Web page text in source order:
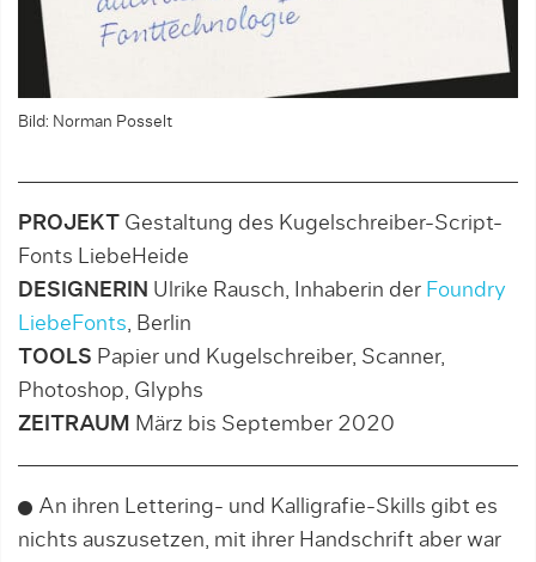
Bild: Norman Posselt
PROJEKT Gestaltung des Kugelschreiber-Script-
Fonts LiebeHeide
DESIGNERIN Ulrike Rausch, Inhaberin der Foundry
LiebeFonts, Berlin
TOOLS Papier und Kugelschreiber, Scanner,
Photoshop, Glyphs
ZEITRAUM
März bis September 2020
An ihren Lettering- und Kalligrafie-Skills gibt es
nichts auszusetzen, mit ihrer Handschrift aber war